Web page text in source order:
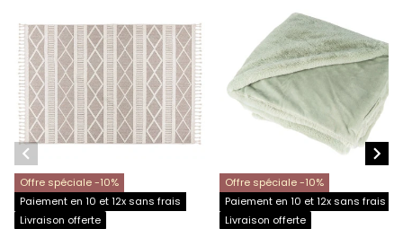
Offre spéciale -10%
Paiement en 10 et 12x sans frais
Livraison offerte
Offre spéciale -10%
Paiement en 10 et 12x sans frais
Livraison offerte
 